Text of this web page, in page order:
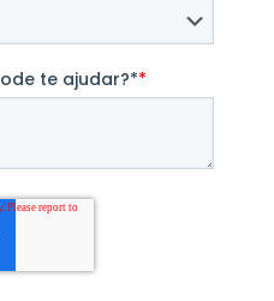
te ajudar?**